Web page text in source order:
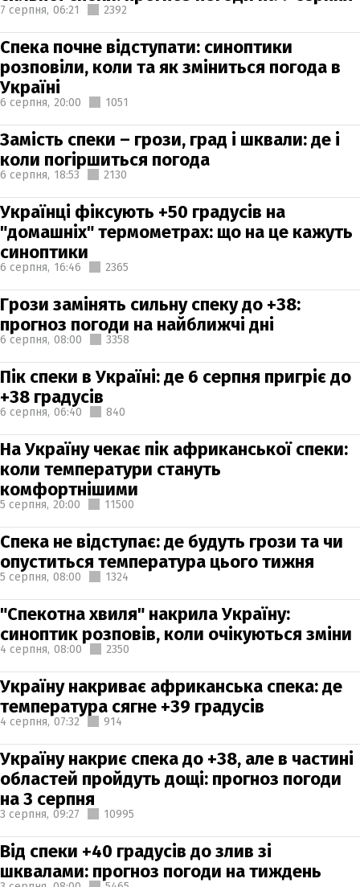
7 серпня, 06:21 2392
Спека почне відступати: синоптики
розповіли, коли та як зміниться погода в
Україні
6 серпня, 20:00 1051
Замість спеки – грози, град і шквали: де і
коли погіршиться погода
6 серпня, 18:53 2130
Українці фіксують +50 градусів на
"домашніх" термометрах: що на це кажуть
синоптики
6 серпня, 16:46 2365
Грози замінять сильну спеку до +38:
прогноз погоди на найближчі дні
6 серпня, 08:00 3358
Пік спеки в Україні: де 6 серпня пригріє до
+38 градусів
6 серпня, 06:40 840
На Україну чекає пік африканської спеки:
коли температури стануть
комфортнішими
5 серпня, 20:00 11500
Спека не відступає: де будуть грози та чи
опуститься температура цього тижня
5 серпня, 08:00 1324
"Спекотна хвиля" накрила Україну:
синоптик розповів, коли очікуються зміни
4 серпня, 08:00 2350
Україну накриває африканська спека: де
температура сягне +39 градусів
4 серпня, 07:32 914
Україну накриє спека до +38, але в частині
областей пройдуть дощі: прогноз погоди
на 3 серпня
3 серпня, 09:27 10995
Від спеки +40 градусів до злив зі
шквалами: прогноз погоди на тиждень